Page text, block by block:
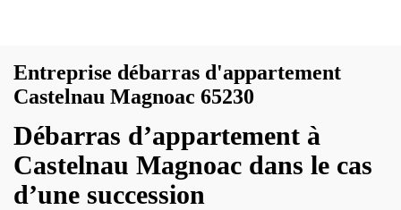
Entreprise débarras d'appartement
Castelnau Magnoac 65230
Débarras d’appartement à
Castelnau Magnoac dans le cas
d’une succession